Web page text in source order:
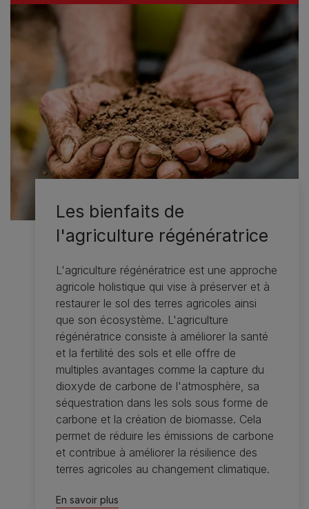
Les bienfaits de
l'agriculture régénératrice
L'agriculture régénératrice est une approche
agricole holistique qui vise à préserver et à
restaurer le sol des terres agricoles ainsi
que son écosystème. L'agriculture
régénératrice consiste à améliorer la santé
et la fertilité des sols et elle offre de
multiples avantages comme la capture du
dioxyde de carbone de l'atmosphère, sa
séquestration dans les sols sous forme de
carbone et la création de biomasse. Cela
permet de réduire les émissions de carbone
et contribue à améliorer la résilience des
terres agricoles au changement climatique.
En savoir plus